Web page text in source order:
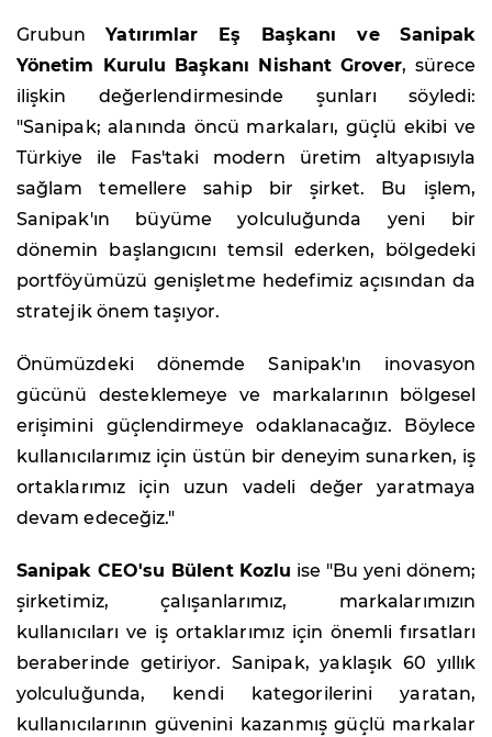
GrubunYatırımlar Eş Başkanı ve Sanipak
Yönetim Kurulu Başkanı Nishant Grover, sürece
ilişkin değerlendirmesinde şunları söyledi:
"Sanipak; alanında öncü markaları, güçlü ekibi ve
Türkiye ile Fas'taki modern üretim altyapısıyla
sağlam temellere sahip bir şirket. Bu işlem,
Sanipak'ın büyüme yolculuğunda yeni bir
dönemin başlangıcını temsil ederken, bölgedeki
portföyümüzü genişletme hedefimiz açısından da
stratejik önem taşıyor.
Önümüzdeki dönemde Sanipak'ın inovasyon
gücünü desteklemeye ve markalarının bölgesel
erişimini güçlendirmeye odaklanacağız. Böylece
kullanıcılarımız için üstün bir deneyim sunarken, iş
ortaklarımız için uzun vadeli değer yaratmaya
devam edeceğiz."
Sanipak CEO'su Bülent Kozlu ise "Bu yeni dönem;
şirketimiz, çalışanlarımız, markalarımızın
kullanıcıları ve iş ortaklarımız için önemli fırsatları
beraberinde getiriyor. Sanipak, yaklaşık 60 yıllık
yolculuğunda, kendi kategorilerini yaratan,
kullanıcılarının güvenini kazanmış güçlü markalar